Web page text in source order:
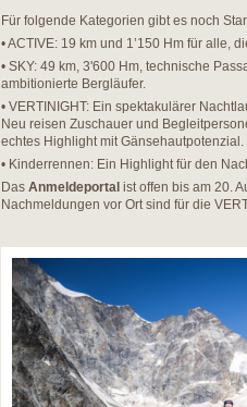
Für folgende Kategorien gibt es noch
• ACTIVE: 19 km und 1’150 Hm für alle,
• SKY: 49 km, 3'600 Hm, technische
ambitionierte Bergläufer.
• VERTINIGHT: Ein spektakulärer
Neu reisen Zuschauer und
echtes Highlight mit Gänsehautpotenzial.
• Kinderrennen: Ein Highlight für den
Das Anmeldeportal ist offen bis am 20.
Nachmeldungen vor Ort sind für die